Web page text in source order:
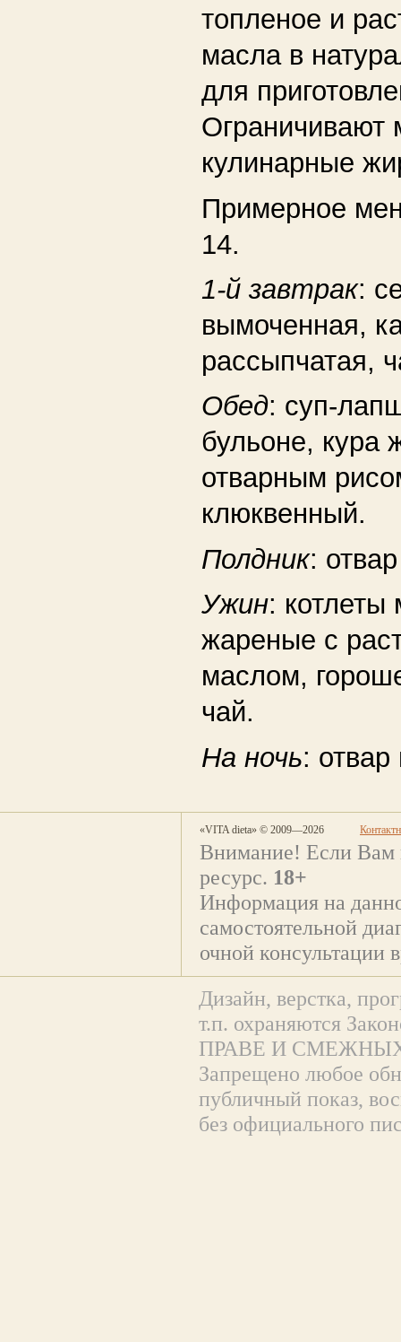
топленое и
масла в
для
Ограничивают
кулинарные
Примерное
14.
1-й завтрак:
вымоченная,
рассыпчатая,
Обед: суп-
бульоне, кура
отварным
клюквенный.
Полдник:
Ужин: котлеты
жареные с
маслом,
чай.
На ночь:
«VITA dieta» © 2009—2026
Внимание! Если Вам
ресурс. 18+
Информация на
самостоятельной
очной консультации
Дизайн, верстка,
т.п. охраняются
ПРАВЕ И
Запрещено любое
публичный показ,
без официального